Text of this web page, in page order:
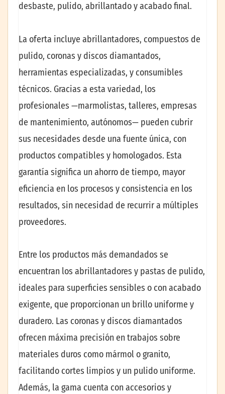
desbaste, pulido, abrillantado y acabado final.
La oferta incluye abrillantadores, compuestos de
pulido, coronas y discos diamantados,
herramientas especializadas, y consumibles
técnicos. Gracias a esta variedad, los
profesionales —marmolistas, talleres, empresas
de mantenimiento, autónomos— pueden cubrir
sus necesidades desde una fuente única, con
productos compatibles y homologados. Esta
garantía significa un ahorro de tiempo, mayor
eficiencia en los procesos y consistencia en los
resultados, sin necesidad de recurrir a múltiples
proveedores.
Entre los productos más demandados se
encuentran los abrillantadores y pastas de pulido,
ideales para superficies sensibles o con acabado
exigente, que proporcionan un brillo uniforme y
duradero. Las coronas y discos diamantados
ofrecen máxima precisión en trabajos sobre
materiales duros como mármol o granito,
facilitando cortes limpios y un pulido uniforme.
Además, la gama cuenta con accesorios y